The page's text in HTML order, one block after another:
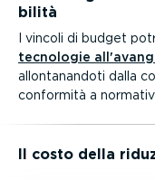
bilità
I vincoli di budget
tecnologie
allon­ta­nandoti dalla
conformità a
Il costo della